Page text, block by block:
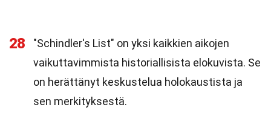
28
"Schindler's List" on yksi kaikkien aikojen
vaikuttavimmista historiallisista elokuvista. Se
on herättänyt keskustelua holokaustista ja
sen merkityksestä.